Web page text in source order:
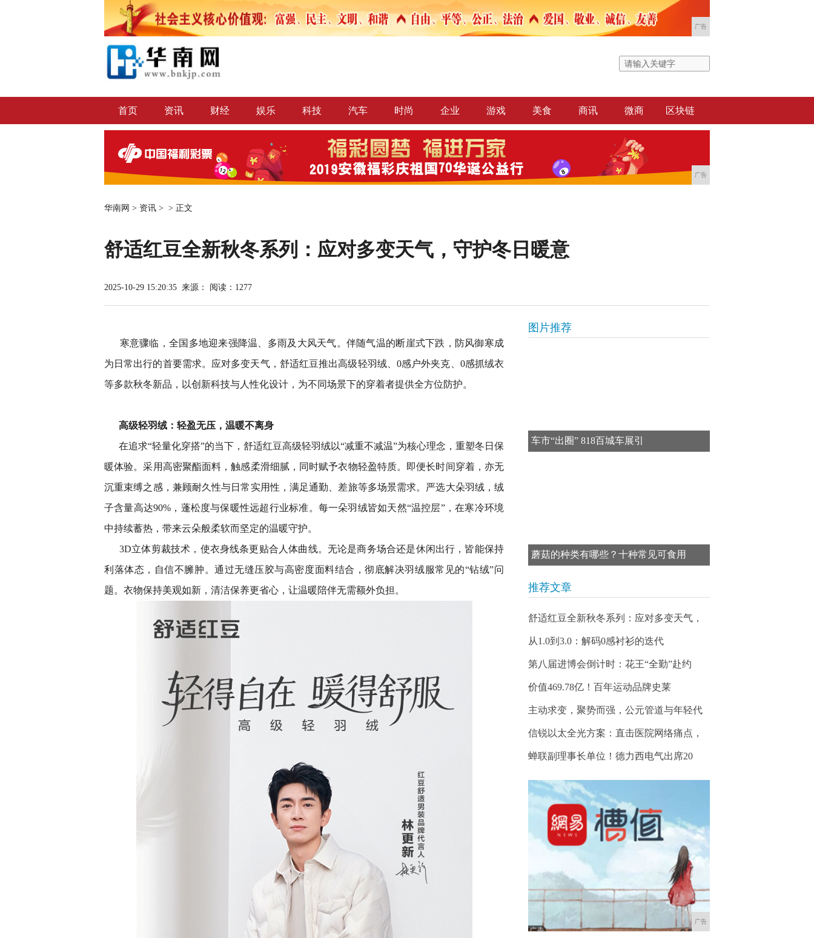
广告
首页 资讯 财经 娱乐 科技 汽车 时尚 企业 游戏 美食 商讯 微商 区块链
广告
华南网 > 资讯 > > 正文
舒适红豆全新秋冬系列：应对多变天气，守护冬日暖意
2025-10-29 15:20:35 来源： 阅读：1277
寒意骤临，全国多地迎来强降温、多雨及大风天气。伴随气温的断崖式下跌，防风御寒成
为日常出行的首要需求。应对多变天气，舒适红豆推出高级轻羽绒、0感户外夹克、0感抓绒衣
等多款秋冬新品，以创新科技与人性化设计，为不同场景下的穿着者提供全方位防护。
高级轻羽绒：轻盈无压，温暖不离身
在追求“轻量化穿搭”的当下，舒适红豆高级轻羽绒以“减重不减温”为核心理念，重塑冬日保
暖体验。采用高密聚酯面料，触感柔滑细腻，同时赋予衣物轻盈特质。即便长时间穿着，亦无
沉重束缚之感，兼顾耐久性与日常实用性，满足通勤、差旅等多场景需求。严选大朵羽绒，绒
子含量高达90%，蓬松度与保暖性远超行业标准。每一朵羽绒皆如天然“温控层”，在寒冷环境
中持续蓄热，带来云朵般柔软而坚定的温暖守护。
3D立体剪裁技术，使衣身线条更贴合人体曲线。无论是商务场合还是休闲出行，皆能保持
利落体态，自信不臃肿。通过无缝压胶与高密度面料结合，彻底解决羽绒服常见的“钻绒”问
题。衣物保持美观如新，清洁保养更省心，让温暖陪伴无需额外负担。
图片推荐
车市“出圈” 818百城车展引
蘑菇的种类有哪些？十种常见可食用
推荐文章
舒适红豆全新秋冬系列：应对多变天气，
从1.0到3.0：解码0感衬衫的迭代
第八届进博会倒计时：花王“全勤”赴约
价值469.78亿！百年运动品牌史莱
主动求变，聚势而强，公元管道与年轻代
信锐以太全光方案：直击医院网络痛点，
蝉联副理事长单位！德力西电气出席20
广告